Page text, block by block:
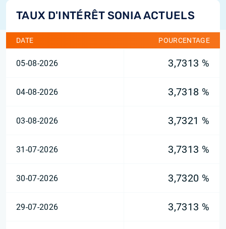
TAUX D'INTÉRÊT SONIA ACTUELS
DATE POURCENTAGE
05-08-2026 3,7313 %
04-08-2026 3,7318 %
03-08-2026 3,7321 %
31-07-2026 3,7313 %
30-07-2026 3,7320 %
29-07-2026 3,7313 %